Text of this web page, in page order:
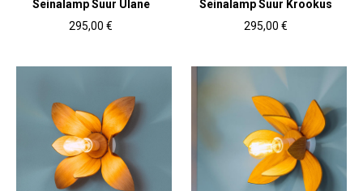
Seinalamp Suur Ülane
295,00 €
Seinalamp Suur Krookus
295,00 €